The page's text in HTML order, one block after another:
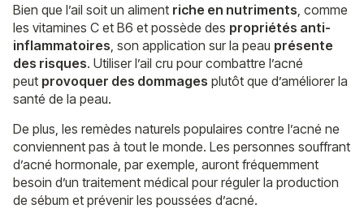
Bien que l’ail soit un aliment riche en nutriments , comme
les vitamines C et B6 et possède des propriétés anti-
inflammatoires , son application sur la peau présente
des risques. Utiliser l’ail cru pour combattre l’acné
peut provoquer des dommages plutôt que d’améliorer la
santé de la peau.
De plus, les remèdes naturels populaires contre l’acné ne
conviennent pas à tout le monde. Les personnes souffrant
d’acné hormonale , par exemple, auront fréquemment
besoin d’un traitement médical pour réguler la production
de sébum et prévenir les poussées d’acné.